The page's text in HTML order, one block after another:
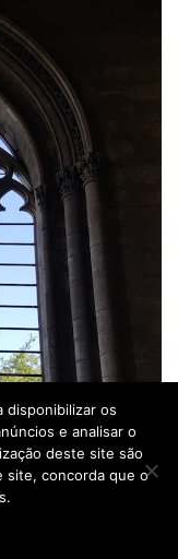
disponibilizar os
e analisar o
deste site são
site, concorda que o